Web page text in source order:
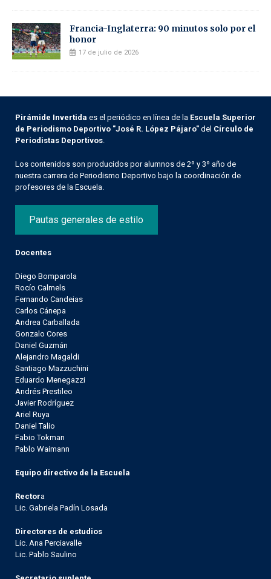
Francia-Inglaterra: 90 minutos solo por el
honor
17 de julio de 2026
Pirámide Invertida es el periódico en línea de la Escuela Superior
de Periodismo Deportivo "José R. López Pájaro" del Círculo de
Periodistas Deportivos
Los contenidos son producidos por alumnos de 2º y 3º año de
nuestra carrera de Periodismo Deportivo bajo la coordinación de
profesores de la Escuela.
Pautas generales de estilo
Docentes
Diego Bomparola
Rocío Calmels
Fernando Candeias
Carlos Cánepa
Andrea Carballada
Gonzalo Cores
Daniel Guzmán
Alejandro Magaldi
Santiago Mazzuchini
Eduardo Menegazzi
Andrés Prestileo
Javier Rodríguez
Ariel Ruya
Daniel Talio
Fabio Tokman
Pablo Waimann
Equipo directivo de la Escuela
Rectora
Lic. Gabriela Padín Losada
Directores de estudios
Lic. Ana Perciavalle
Lic. Pablo Saulino